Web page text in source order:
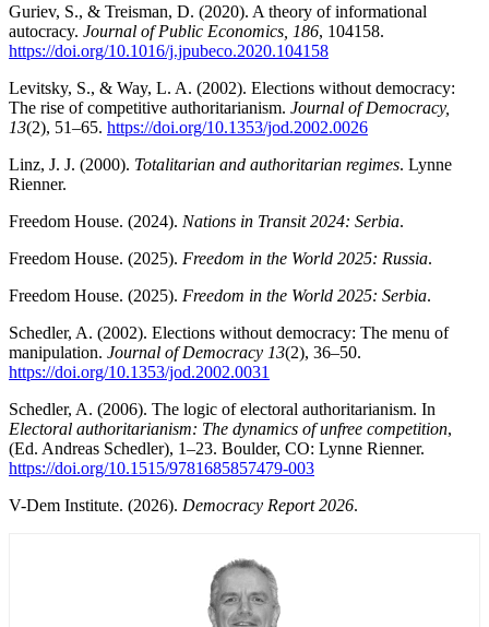
Guriev, S., & Treisman, D. (2020). A theory of informational
autocracy. Journal of Public Economics, 186, 104158.
https://doi.org/10.1016/j.jpubeco.2020.104158
Levitsky, S., & Way, L. A. (2002). Elections without democracy:
The rise of competitive authoritarianism. Journal of Democracy,
13(2), 51–65. https://doi.org/10.1353/jod.2002.0026
Linz, J. J. (2000). Totalitarian and authoritarian regimes. Lynne
Rienner.
Freedom House. (2024). Nations in Transit 2024: Serbia.
Freedom House. (2025). Freedom in the World 2025: Russia.
Freedom House. (2025). Freedom in the World 2025: Serbia.
Schedler, A. (2002). Elections without democracy: The menu of
manipulation. Journal of Democracy 13(2), 36–50.
https://doi.org/10.1353/jod.2002.0031
Schedler, A. (2006). The logic of electoral authoritarianism. In
Electoral authoritarianism: The dynamics of unfree competition,
(Ed. Andreas Schedler), 1–23. Boulder, CO: Lynne Rienner.
https://doi.org/10.1515/9781685857479-003
V-Dem Institute. (2026). Democracy Report 2026.